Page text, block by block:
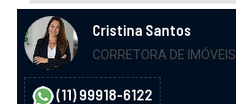
Cristina Santos
CORRETORA DE IMÓVEIS
(11) 99918-6122